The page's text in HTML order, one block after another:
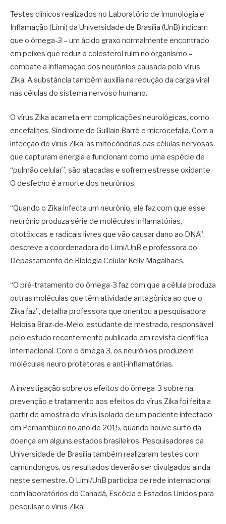
Testes clínicos realizados no Laboratório de Imunologia e
Inflamação (Limi) da Universidade de Brasília (UnB) indicam
que o ômega-3 – um ácido graxo normalmente encontrado
em peixes que reduz o colesterol ruim no organismo –
combate a inflamação dos neurônios causada pelo vírus
Zika. A substância também auxilia na redução da carga viral
nas células do sistema nervoso humano.
O vírus Zika acarreta em complicações neurológicas, como
encefalites, Síndrome de Guillain Barré e microcefalia. Com a
infecção do vírus Zika, as mitocôndrias das células nervosas,
que capturam energia e funcionam como uma espécie de
“pulmão celular”, são atacadas e sofrem estresse oxidante.
O desfecho é a morte dos neurônios.
“Quando o Zika infecta um neurônio, ele faz com que esse
neurônio produza série de moléculas inflamatórias,
citotóxicas e radicais livres que vão causar dano ao DNA”,
descreve a coordenadora do Limi/UnB e professora do
Depastamento de Biologia Celular Kelly Magalhães.
“O pré-tratamento do ômega-3 faz com que a célula produza
outras moléculas que têm atividade antagônica ao que o
Zika faz”, detalha professora que orientou a pesquisadora
Heloísa Braz-de-Melo, estudante de mestrado, responsável
pelo estudo recentemente publicado em revista científica
internacional. Com o ômega 3, os neurônios produzem
moléculas neuro protetoras e anti-inflamatórias.
A investigação sobre os efeitos do ômega-3 sobre na
prevenção e tratamento aos efeitos do vírus Zika foi feita a
partir de amostra do vírus isolado de um paciente infectado
em Pernambuco no ano de 2015, quando houve surto da
doença em alguns estados brasileiros. Pesquisadores da
Universidade de Brasília também realizaram testes com
camundongos, os resultados deverão ser divulgados ainda
neste semestre. O Limi/UnB participa de rede internacional
com laboratórios do Canadá, Escócia e Estados Unidos para
pesquisar o vírus Zika.